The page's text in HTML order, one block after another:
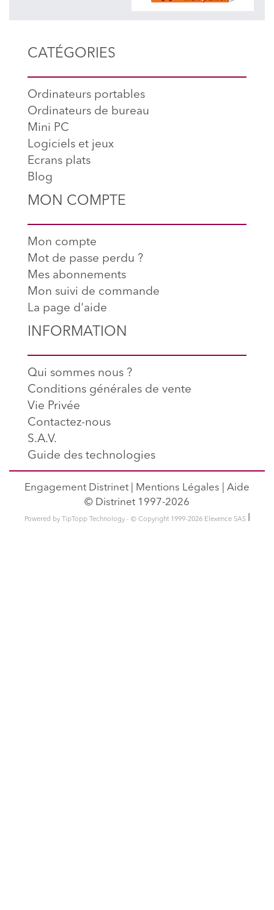
CATÉGORIES
Ordinateurs portables
Ordinateurs de bureau
Mini PC
Logiciels et jeux
Ecrans plats
Blog
MON COMPTE
Mon compte
Mot de passe perdu ?
Mes abonnements
Mon suivi de commande
La page d'aide
INFORMATION
Qui sommes nous ?
Conditions générales de vente
Vie Privée
Contactez-nous
S.A.V.
Guide des technologies
Engagement Distrinet Mentions Légales
Aide
© Distrinet 1997-2026
Powered by TipTopp Technology - © Copyright 1999-2026 Elexence SAS